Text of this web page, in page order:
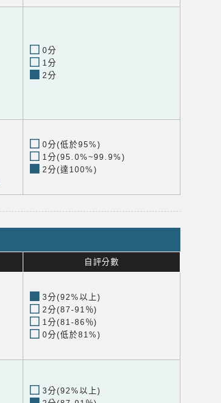
0分
1分
2分
0分(低於95%)
1分(95.0%~99.9%)
2分(達100%)
自評分數
3分(92%以上)
2分(87-91％)
1分(81-86％)
0分(低於81%)
3分(92%以上)